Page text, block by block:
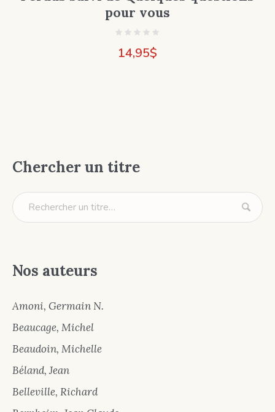
pour vous
14,95$
Chercher un titre
Nos auteurs
Amoni, Germain N.
Beaucage, Michel
Beaudoin, Michelle
Béland, Jean
Belleville, Richard